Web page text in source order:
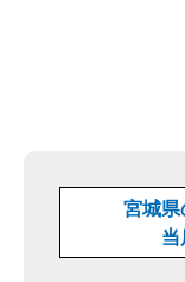
宮城